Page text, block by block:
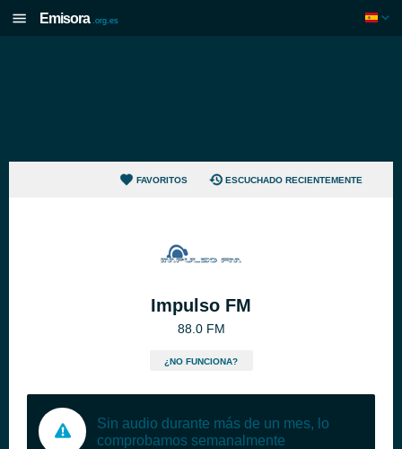
Emisora .org.es
FAVORITOS ESCUCHADO RECIENTEMENTE
Impulso FM
88.0 FM
¿NO FUNCIONA?
Sin audio durante más de un mes, lo
comprobamos semanalmente